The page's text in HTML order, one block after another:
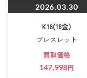
2026.03.30
K18(18金)
ブレスレット
買取価格
147,998円